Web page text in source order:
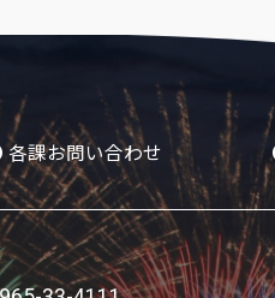
各課お問い合わせ